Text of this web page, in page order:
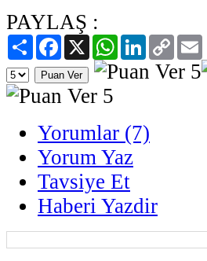
PAYLAŞ :
PaylaşFacebook
X WhatsAppLinkedIn
Copy
Link
Yorumlar (7)
Yorum Yaz
Tavsiye Et
Haberi Yazdir